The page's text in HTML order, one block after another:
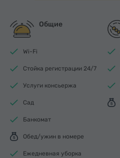
Общие
Wi-Fi
Стойка регистрации 24/7
Услуги консьержа
Сад
Банкомат
Обед/ужин в номере
Ежедневная уборка